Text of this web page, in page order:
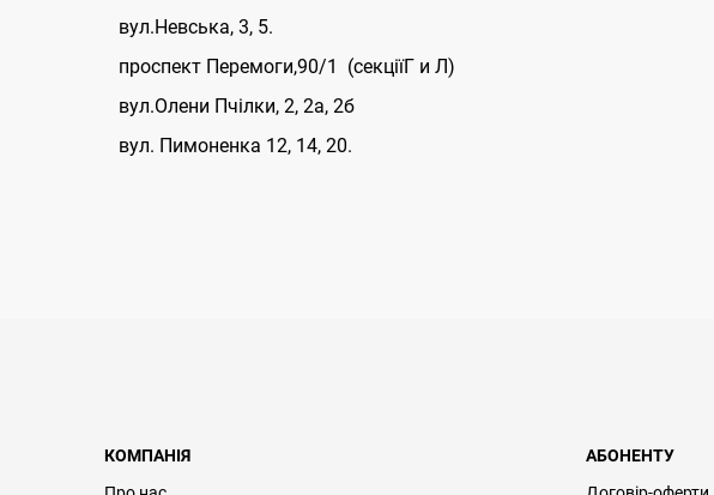
вул.Невська, 3, 5.
проспект Перемоги,90/1 (секціїГ и Л)
вул.Олени Пчілки, 2, 2а, 2б
вул. Пимоненка 12, 14, 20.
КОМПАНІЯ
АБОНЕНТУ